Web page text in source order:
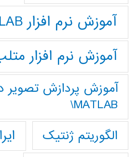
آموزش نرم افزار MATLAB
آموزش نرم افزار
آموزش پردازش تصوير
MATLAB\
الگوریتم ژنتیک